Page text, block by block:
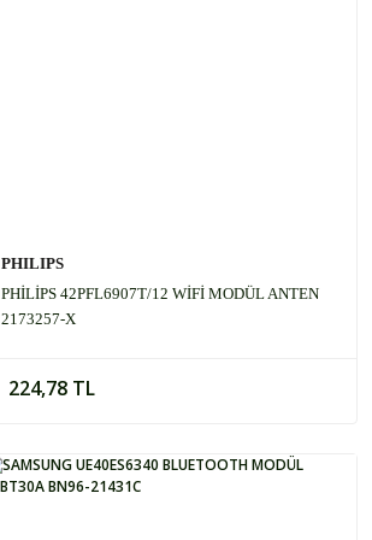
PHILIPS
PHİLİPS 42PFL6907T/12 WİFİ MODÜL ANTEN
2173257-X
224,78 TL